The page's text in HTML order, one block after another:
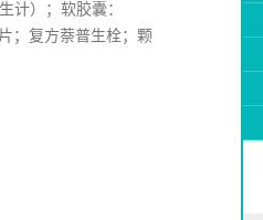
计）；软胶囊：
；复方萘普生栓；颗